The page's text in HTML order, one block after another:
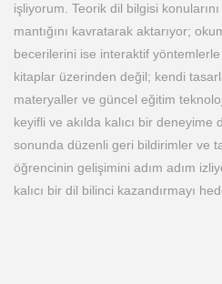
işliyorum. Teorik dil bilgisi konularını
mantığını kavratarak aktarıyor;
becerilerini ise interaktif
kitaplar üzerinden değil; kendi
materyaller ve güncel eğitim
keyifli ve akılda kalıcı bir
sonunda düzenli geri bildirimler ve
öğrencinin gelişimini adım adım
kalıcı bir dil bilinci kazandırmayı